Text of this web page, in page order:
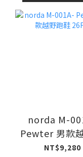
norda M-
Pewter 男款
鞋 26FW
NT$9,280